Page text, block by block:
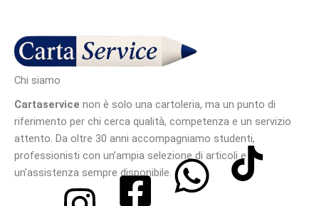
Chi siamo
Cartaservice non è solo una cartoleria, ma un punto di
riferimento per chi cerca qualità, competenza e un servizio
attento. Da oltre 30 anni accompagniamo studenti,
professionisti con un’ampia selezione di articoli e
un’assistenza sempre disponibile.